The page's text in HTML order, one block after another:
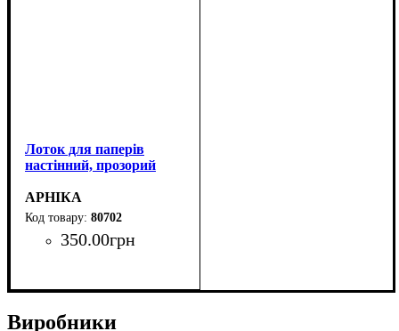
Лоток для паперів
настінний, прозорий
АРНІКА
80702
350.00грн
Виробники